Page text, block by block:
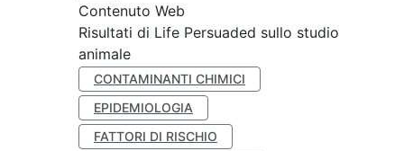
Contenuto Web
Risultati di Life Persuaded sullo studio
animale
CONTAMINANTI CHIMICI
EPIDEMIOLOGIA
FATTORI DI RISCHIO